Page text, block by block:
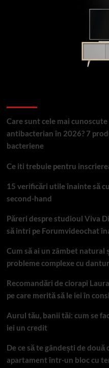
Care sunt cele mai
antibacterian în 2026? 7
bacteriene
Ce iti trebuie pentru
15 verificări utile înainte să
second-hand
Păreri despre studioul Viva
să intri pe Forumvideochat
Cum să ai un zâmbet natural
probleme complexe cu
Recomandări de ciorapi
pe care merită să le iei în
Aurul tău, banii tăi: cum se
iei un credit
De ce să te gândești de
apartament într-un bloc cu